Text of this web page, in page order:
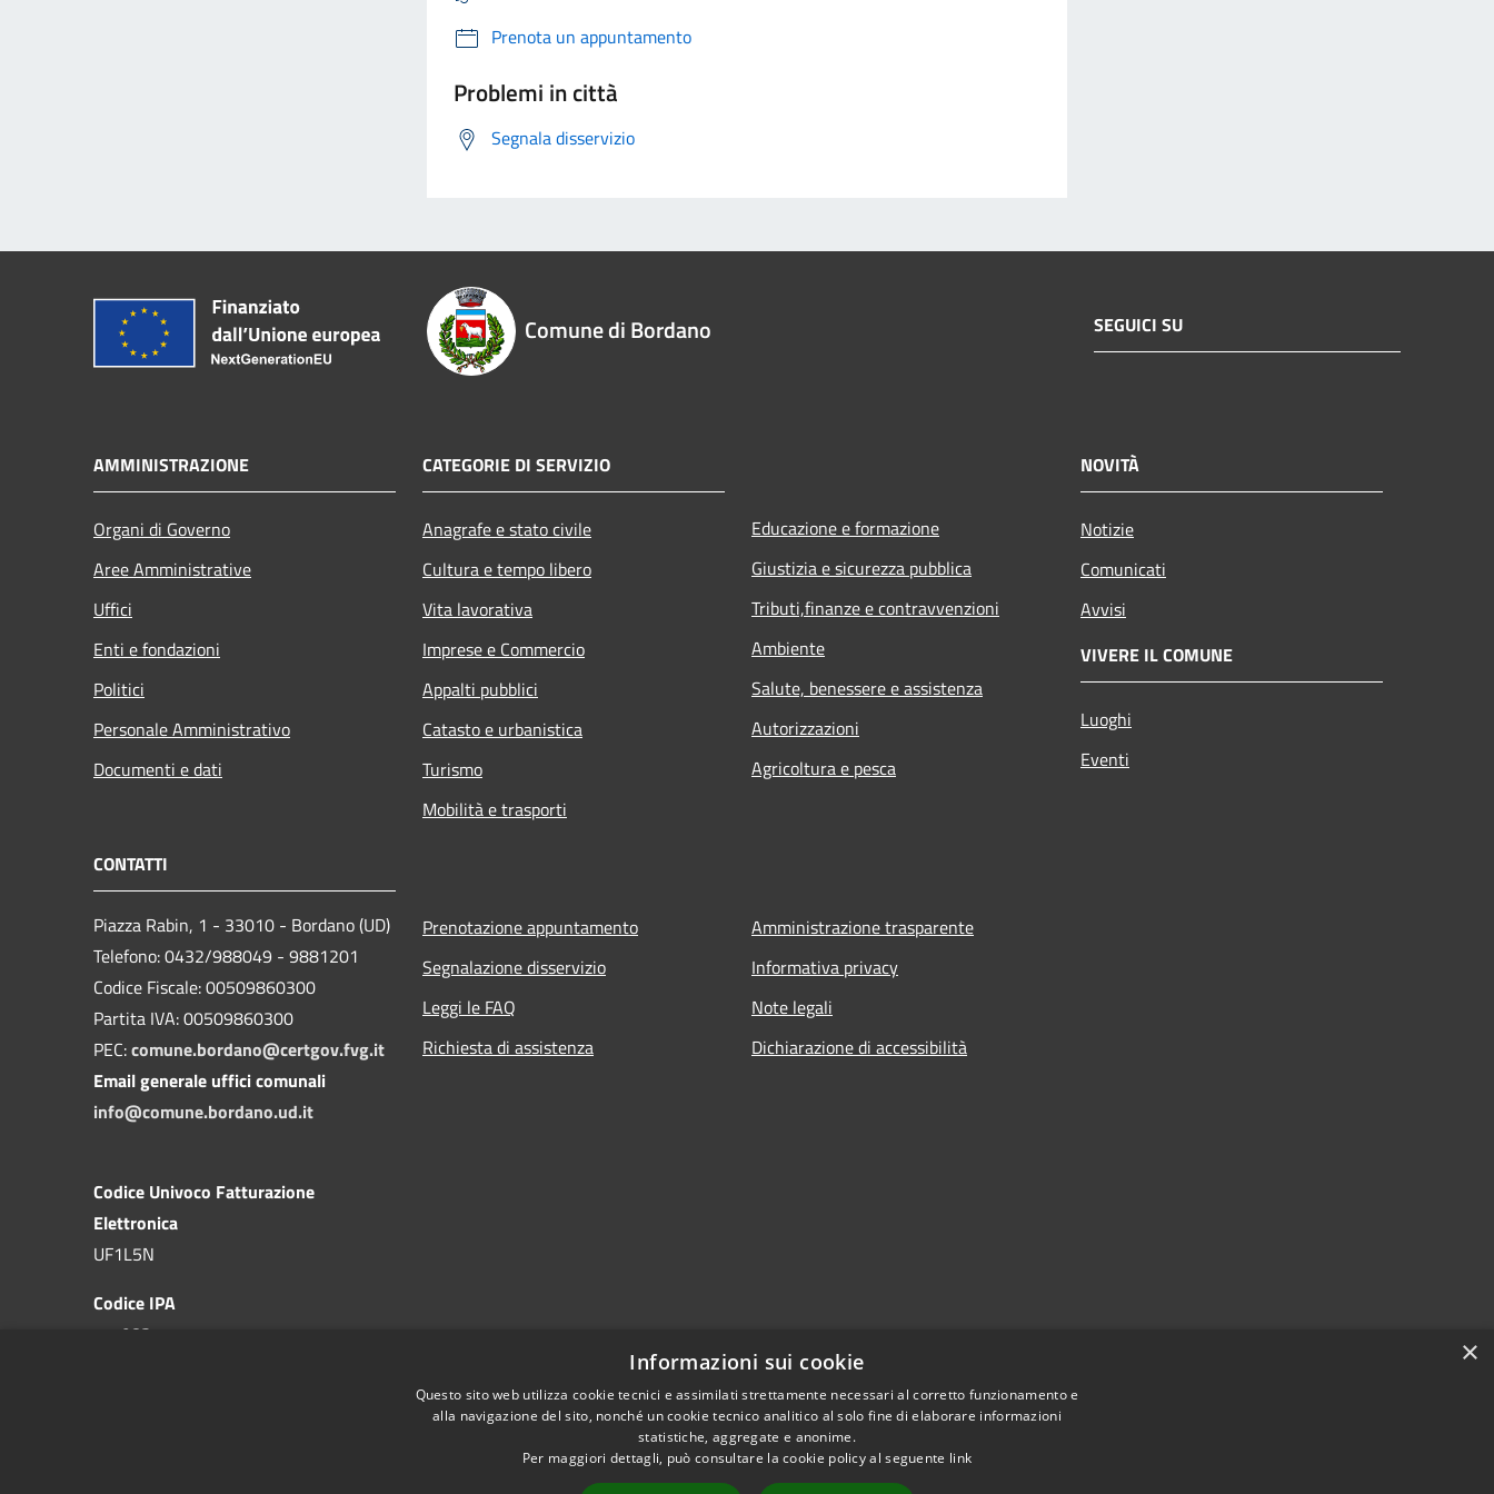
Prenota un appuntamento
Problemi in città
Segnala disservizio
Comune di Bordano SEGUICI SU
AMMINISTRAZIONE
Organi di Governo
Aree Amministrative
Uffici
Enti e fondazioni
Politici
Personale Amministrativo
Documenti e dati
CATEGORIE DI SERVIZIO
Anagrafe e stato civile
Cultura e tempo libero
Vita lavorativa
Imprese e Commercio
Appalti pubblici
Catasto e urbanistica
Turismo
Mobilità e trasporti
Educazione e formazione
Giustizia e sicurezza pubblica
Tributi,finanze e contravvenzioni
Ambiente
Salute, benessere e assistenza
Autorizzazioni
Agricoltura e pesca
NOVITÀ
Notizie
Comunicati
Avvisi
VIVERE IL COMUNE
Luoghi
Eventi
CONTATTI
Piazza Rabin, 1 - 33010 - Bordano (UD)
Telefono: 0432/988049 - 9881201
Codice Fiscale: 00509860300
Partita IVA: 00509860300
PEC:comune.bordano@certgov.fvg.it
Email generale uffici comunali
info@comune.bordano.ud.it
Codice Univoco Fatturazione
Elettronica
UF1L5N
Codice IPA
c_a983
Prenotazione appuntamento
Segnalazione disservizio
Leggi le FAQ
Richiesta di assistenza
Amministrazione trasparente
Informativa privacy
Note legali
Dichiarazione di accessibilità
×
Informazioni sui cookie
Questo sito web utilizza cookie tecnici e assimilati strettamente necessari al corretto funzionamento e
alla navigazione del sito, nonché un cookie tecnico analitico al solo fine di elaborare informazioni
statistiche, aggregate e anonime.
Per maggiori dettagli, può consultare la cookie policy al seguente link